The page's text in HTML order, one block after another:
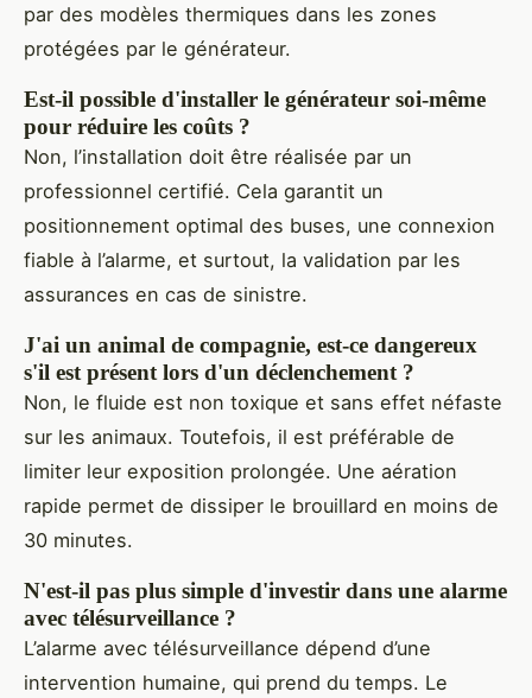
par des modèles thermiques dans les zones
protégées par le générateur.
Est-il possible d'installer le générateur soi-même
pour réduire les coûts ?
Non, l’installation doit être réalisée par un
professionnel certifié. Cela garantit un
positionnement optimal des buses, une connexion
fiable à l’alarme, et surtout, la validation par les
assurances en cas de sinistre.
J'ai un animal de compagnie, est-ce dangereux
s'il est présent lors d'un déclenchement ?
Non, le fluide est non toxique et sans effet néfaste
sur les animaux. Toutefois, il est préférable de
limiter leur exposition prolongée. Une aération
rapide permet de dissiper le brouillard en moins de
30 minutes.
N'est-il pas plus simple d'investir dans une alarme
avec télésurveillance ?
L’alarme avec télésurveillance dépend d’une
intervention humaine, qui prend du temps. Le